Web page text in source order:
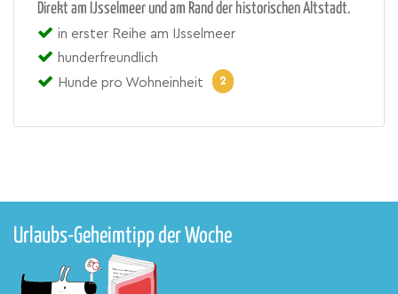
Direkt am IJsselmeer und am Rand der historischen Altstadt.
in erster Reihe am IJsselmeer
hunderfreundlich
Hunde pro Wohneinheit
2
Urlaubs-Geheimtipp der Woche